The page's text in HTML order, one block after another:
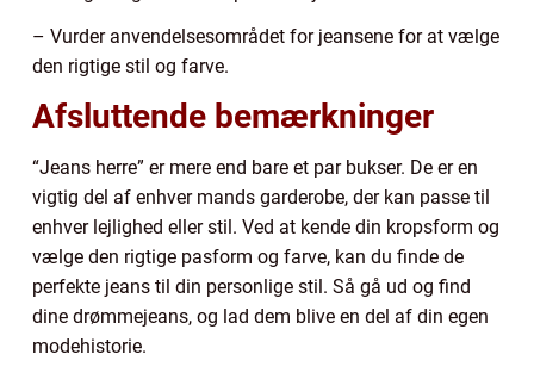
– Vurder anvendelsesområdet for jeansene for at vælge
den rigtige stil og farve.
Afsluttende bemærkninger
“Jeans herre” er mere end bare et par bukser. De er en
vigtig del af enhver mands garderobe, der kan passe til
enhver lejlighed eller stil. Ved at kende din kropsform og
vælge den rigtige pasform og farve, kan du finde de
perfekte jeans til din personlige stil. Så gå ud og find
dine drømmejeans, og lad dem blive en del af din egen
modehistorie.